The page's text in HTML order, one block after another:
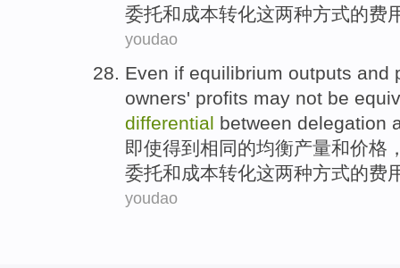
委托和成本转化这两种方式的费
youdao
Even if equilibrium outputs and
owners' profits may not be
differential between delegation
即使得到相同的均衡产量和价格
委托和成本转化这两种方式的费
youdao